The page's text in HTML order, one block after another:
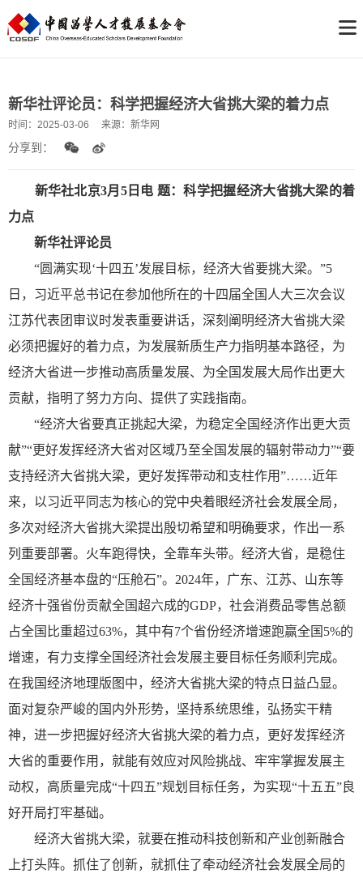
新华社评论员：科学把握经济大省挑大梁的着力点
时间： 2025-03-06 来源： 新华网
分享到：
新华社北京3月5日电 题：科学把握经济大省挑大梁的着
力点
新华社评论员
“圆满实现‘十四五’发展目标，经济大省要挑大梁。”5
日，习近平总书记在参加他所在的十四届全国人大三次会议
江苏代表团审议时发表重要讲话，深刻阐明经济大省挑大梁
必须把握好的着力点，为发展新质生产力指明基本路径，为
经济大省进一步推动高质量发展、为全国发展大局作出更大
贡献，指明了努力方向、提供了实践指南。
“经济大省要真正挑起大梁，为稳定全国经济作出更大贡
献”“更好发挥经济大省对区域乃至全国发展的辐射带动力”“要
支持经济大省挑大梁，更好发挥带动和支柱作用”……近年
来，以习近平同志为核心的党中央着眼经济社会发展全局，
多次对经济大省挑大梁提出殷切希望和明确要求，作出一系
列重要部署。火车跑得快，全靠车头带。经济大省，是稳住
全国经济基本盘的“压舱石”。2024年，广东、江苏、山东等
经济十强省份贡献全国超六成的GDP，社会消费品零售总额
占全国比重超过63%，其中有7个省份经济增速跑赢全国5%的
增速，有力支撑全国经济社会发展主要目标任务顺利完成。
在我国经济地理版图中，经济大省挑大梁的特点日益凸显。
面对复杂严峻的国内外形势，坚持系统思维，弘扬实干精
神，进一步把握好经济大省挑大梁的着力点，更好发挥经济
大省的重要作用，就能有效应对风险挑战、牢牢掌握发展主
动权，高质量完成“十四五”规划目标任务，为实现“十五五”良
好开局打牢基础。
经济大省挑大梁，就要在推动科技创新和产业创新融合
上打头阵。抓住了创新，就抓住了牵动经济社会发展全局的